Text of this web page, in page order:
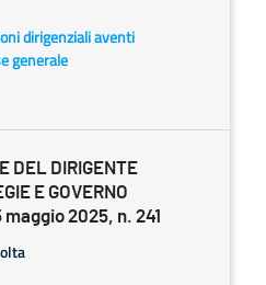
dirigenziali aventi
generale
DEL DIRIGENTE
E GOVERNO
maggio 2025, n. 241